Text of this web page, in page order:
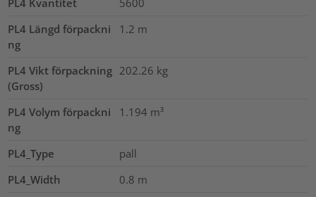
PL4 Längd förpackni
ng
1.2 m
PL4 Vikt förpackning
(Gross)
202.26 kg
PL4 Volym förpackni
ng
1.194 m³
PL4_Type
pall
PL4_Width
0.8 m